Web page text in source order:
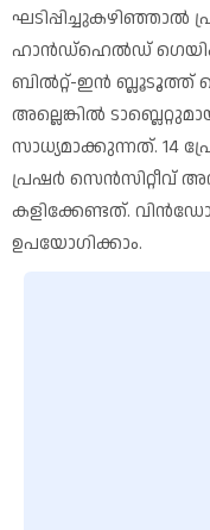
ഹാൻഡ്ഹെൽഡ്
ബിൽറ്റ്-ഇൻ ബ്ലൂടൂത്ത്
അല്ലെങ്കിൽ
സാധ്യമാക്കുന്നത്. 14
പ്രഷർ സെൻസിറ്റീവ്
കളിക്കേണ്ടത്.
ഉപയോഗിക്കാം.